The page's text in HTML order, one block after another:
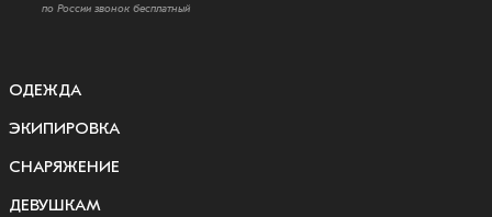
по России звонок бесплатный
ОДЕЖДА
ЭКИПИРОВКА
СНАРЯЖЕНИЕ
ДЕВУШКАМ